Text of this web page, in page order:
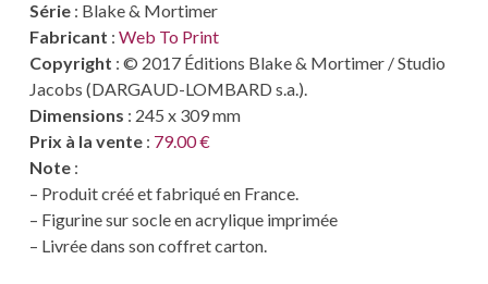
Série: Blake & Mortimer
Fabricant : Web To Print
Copyright : © 2017 Éditions Blake & Mortimer / Studio
Jacobs (DARGAUD-LOMBARD s.a.).
Dimensions : 245 x 309 mm
Prix à la vente: 79.00 €
Note:
– Produit créé et fabriqué en France.
– Figurine sur socle en acrylique imprimée
– Livrée dans son coffret carton.